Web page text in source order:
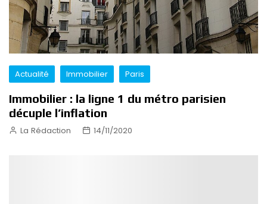
Actualité Immobilier Paris
Immobilier : la ligne 1 du métro parisien
décuple l’inflation
La Rédaction 14/11/2020